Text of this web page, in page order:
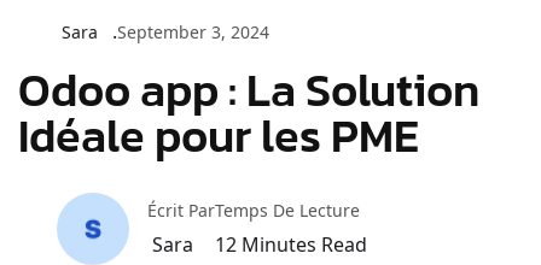
Sara September 3, 2024
Odoo app : La Solution
Idéale pour les PME
Écrit Par
Sara
Temps De Lecture
12 Minutes Read